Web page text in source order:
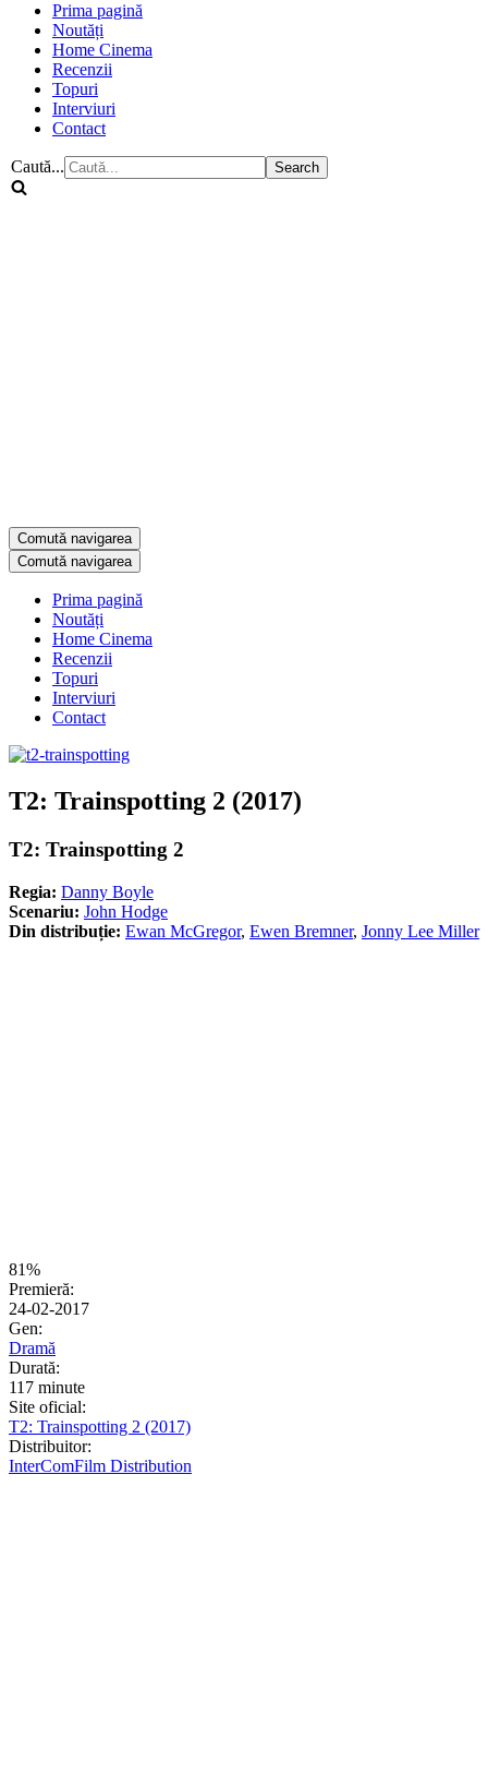
Prima pagină
Noutăți
Home Cinema
Recenzii
Topuri
Interviuri
Contact
Caută...
Comută navigarea
Comută navigarea
Prima pagină
Noutăți
Home Cinema
Recenzii
Topuri
Interviuri
Contact
T2: Trainspotting 2 (2017)
T2: Trainspotting 2
Regia: Danny Boyle
Scenariu: John Hodge
Din distribuție: Ewan McGregor, Ewen Bremner, Jonny Lee Miller
81%
Premieră:
24-02-2017
Gen:
Dramă
Durată:
117 minute
Site oficial:
T2: Trainspotting 2 (2017)
Distribuitor:
InterComFilm Distribution